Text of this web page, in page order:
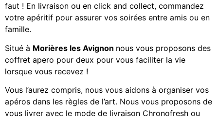
faut ! En livraison ou en click and collect, commandez
votre apéritif pour assurer vos soirées entre amis ou en
famille.
Situé à Morières les Avignon nous vous proposons des
coffret apero pour deux pour vous faciliter la vie
lorsque vous recevez !
Vous l’aurez compris, nous vous aidons à organiser vos
apéros dans les règles de l’art. Nous vous proposons de
vous livrer avec le mode de livraison Chronofresh ou